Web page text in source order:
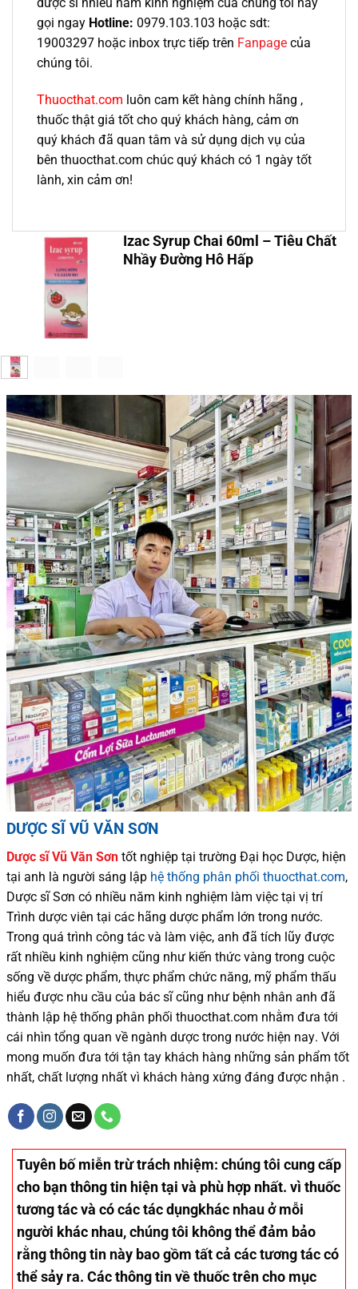
dược sĩ nhiều năm kinh nghiệm của chúng tôi hãy
gọi ngay Hotline: 0979.103.103 hoặc sdt:
19003297 hoặc inbox trực tiếp trên Fanpage của
chúng tôi.
Thuocthat.com luôn cam kết hàng chính hãng ,
thuốc thật giá tốt cho quý khách hàng, cảm ơn
quý khách đã quan tâm và sử dụng dịch vụ của
bên thuocthat.com chúc quý khách có 1 ngày tốt
lành, xin cảm ơn!
Izac Syrup Chai 60ml – Tiêu Chất
Nhầy Đường Hô Hấp
DƯỢC SĨ VŨ VĂN SƠN
Dược sĩVũ Văn Sơn tốt nghiệp tại trường Đại học Dược, hiện
tại anh là người sáng lập hệ thống phân phối thuocthat.com,
Dược sĩSơn có nhiều năm kinh nghiệm làm việc tại vị trí
Trình dược viên tại các hãng dược phẩm lớn trong nước.
Trong quá trình công tác và làm việc, anh đã tích lũy được
rất nhiều kinh nghiệm cũng như kiến thức vàng trong cuộc
sống về dược phẩm, thực phẩm chức năng, mỹ phẩm thấu
hiểu được nhu cầu của bác sĩcũng như bệnh nhân anh đã
thành lập hệ thống phân phối thuocthat.com nhằm đưa tới
cái nhìn tổng quan về ngành dược trong nước hiện nay. Với
mong muốn đưa tới tận tay khách hàng những sản phẩm tốt
nhất, chất lượng nhất vì khách hàng xứng đáng được nhận .
Tuyên bố miễn trừ trách nhiệm: chúng tôi cung cấp
cho bạn thông tin hiện tại và phù hợp nhất. vì thuốc
tương tác và có các tác dụngkhác nhau ở mỗi
người khác nhau, chúng tôi không thể đảm bảo
rằng thông tin này bao gồm tất cả các tương tác có
thể sảy ra. Các thông tin về thuốc trên cho mục